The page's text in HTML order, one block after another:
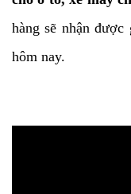
hàng sẽ nhận
hôm nay.